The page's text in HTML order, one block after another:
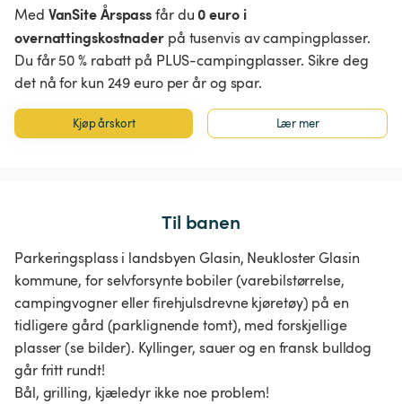
Med VanSite Årspassfår du0 euro i
overnattingskostnaderpå tusenvis av campingplasser.
Du får 50 % rabatt på PLUS-campingplasser. Sikre deg
det nå for kun 249 euro per år og spar.
Kjøp årskort Lær mer
Til banen
Parkeringsplass i landsbyen Glasin, Neukloster Glasin
kommune, for selvforsynte bobiler (varebilstørrelse,
campingvogner eller firehjulsdrevne kjøretøy) på en
tidligere gård (parklignende tomt), med forskjellige
plasser (se bilder). Kyllinger, sauer og en fransk bulldog
går fritt rundt!
Bål, grilling, kjæledyr ikke noe problem!